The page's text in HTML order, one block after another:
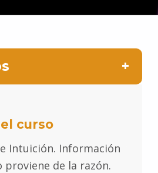
curso
Intuición. Información
proviene de la razón.